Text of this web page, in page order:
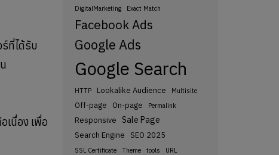
ที่ได้รับ
นื่อง เพื่อ
DigitalMarketing Exact Match
Facebook Ads
Google Ads
Google Search
HTTP Lookalike Audience Multisite
Off-page On-page Permalink
Responsive Sale Page
Search Engine SEO 2025
SSL Certificate Theme tools URL